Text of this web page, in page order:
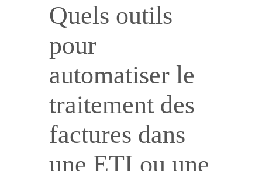
Quels outils
pour
automatiser le
traitement des
factures dans
une ETI ou une